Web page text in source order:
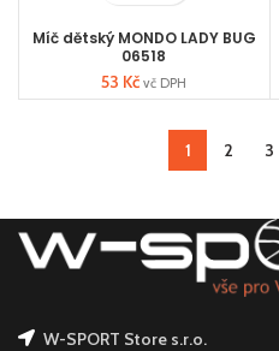
Míč dětský MONDO LADY BUG
06518
53 Kč vč DPH
1 2 3
W-SPORT Store s.r.o.